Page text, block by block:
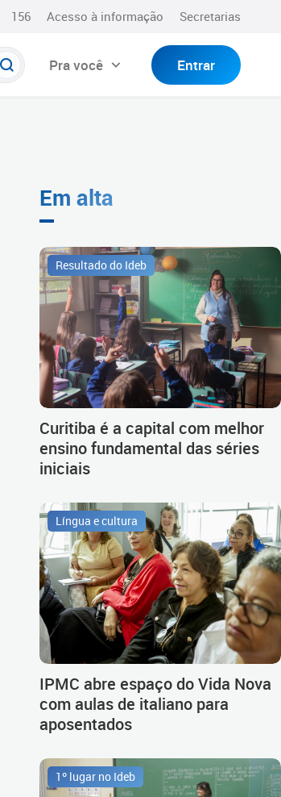
156 Acesso à informação Secretarias
Pra você Entrar
Em alta
Resultado do Ideb
Curitiba é a capital com melhor
ensino fundamental das séries
iniciais
Língua e cultura
IPMC abre espaço do Vida Nova
com aulas de italiano para
aposentados
1º lugar no Ideb